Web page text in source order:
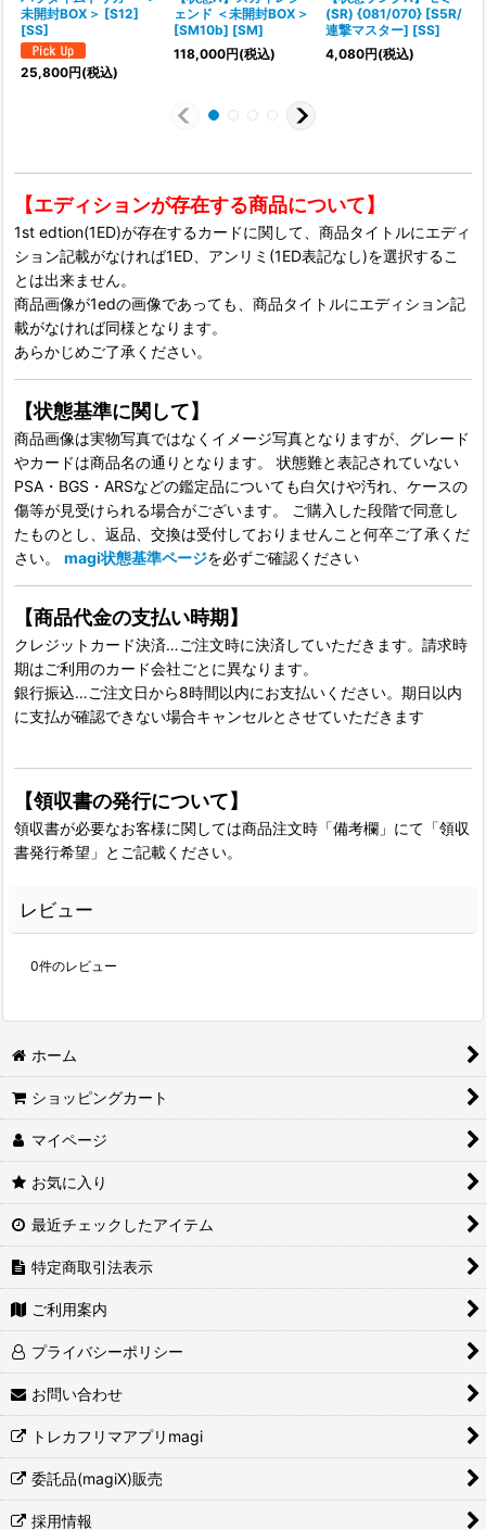
未開封BOX＞ [S12]
[SS]
25,800円(税込)
ェンド ＜未開封BOX＞
[SM10b] [SM]
118,000円(税込)
(SR) {081/070} [S5R/
連撃マスター] [SS]
4,080円(税込)
【エディションが存在する商品について】
1st edtion(1ED)が存在するカードに関して、商品タイトルにエディ
ション記載がなければ1ED、アンリミ(1ED表記なし)を選択するこ
とは出来ません。
商品画像が1edの画像であっても、商品タイトルにエディション記
載がなければ同様となります。
あらかじめご了承ください。
【状態基準に関して】
商品画像は実物写真ではなくイメージ写真となりますが、グレード
やカードは商品名の通りとなります。 状態難と表記されていない
PSA・BGS・ARSなどの鑑定品についても白欠けや汚れ、ケースの
傷等が見受けられる場合がございます。 ご購入した段階で同意し
たものとし、返品、交換は受付しておりませんこと何卒ご了承くだ
さい。 magi状態基準ページを必ずご確認ください
【商品代金の支払い時期】
クレジットカード決済…ご注文時に決済していただきます。請求時
期はご利用のカード会社ごとに異なります。
銀行振込…ご注文日から8時間以内にお支払いください。期日以内
に支払が確認できない場合キャンセルとさせていただきます
【領収書の発行について】
領収書が必要なお客様に関しては商品注文時「備考欄」にて「領収
書発行希望」とご記載ください。
レビュー
0件のレビュー
ホーム
ショッピングカート
マイページ
お気に入り
最近チェックしたアイテム
特定商取引法表示
ご利用案内
プライバシーポリシー
お問い合わせ
トレカフリマアプリmagi
委託品(magiX)販売
採用情報